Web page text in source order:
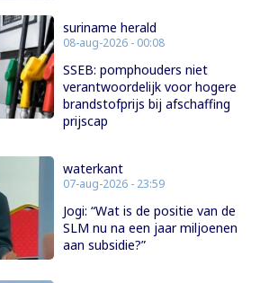
suriname herald
08-aug-2026 - 00:08
SSEB: pomphouders niet
verantwoordelijk voor hogere
brandstofprijs bij afschaffing
prijscap
waterkant
07-aug-2026 - 23:59
Jogi: “Wat is de positie van de
SLM nu na een jaar miljoenen
aan subsidie?”